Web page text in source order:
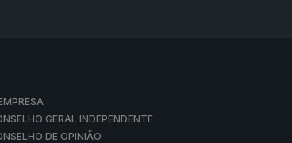
GERAL INDEPENDENTE
DE OPINIÃO